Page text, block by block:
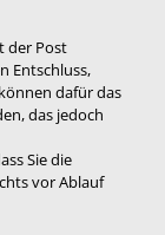
der Post
Entschluss,
dafür das
das jedoch
Sie die
vor Ablauf